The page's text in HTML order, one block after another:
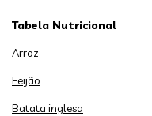
Tabela Nutricional
Arroz
Feijão
Batata inglesa